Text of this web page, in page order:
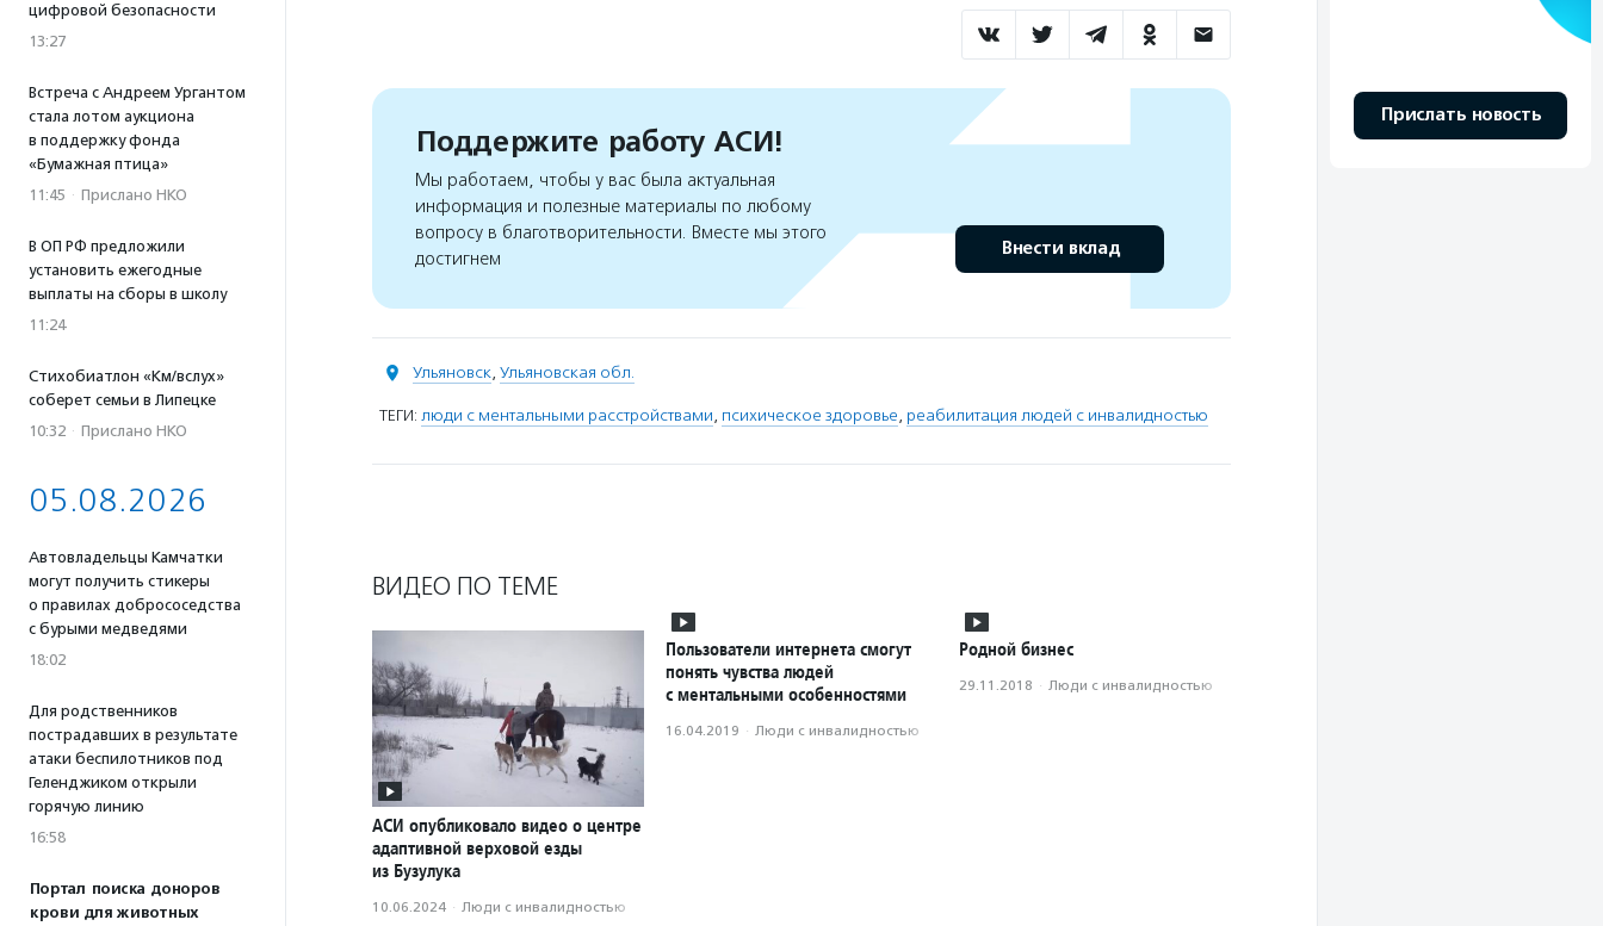
цифровой безопасности
13:27
Встреча с Андреем Ургантом
стала лотом аукциона
в поддержку фонда
«Бумажная птица»
11:45 · Прислано НКО
В ОП РФ предложили
установить ежегодные
выплаты на сборы в школу
11:24
Стихобиатлон «Км/вслух»
соберет семьи в Липецке
10:32 · Прислано НКО
05.08.2026
Автовладельцы Камчатки
могут получить стикеры
о правилах добрососедства
с бурыми медведями
18:02
Для родственников
пострадавших в результате
атаки беспилотников под
Геленджиком открыли
горячую линию
16:58
Портал поиска доноров
крови для животных
Поддержите работу АСИ!
Мы работаем, чтобы у вас была актуальная
информация и полезные материалы по любому
вопросу в благотворительности. Вместе мы этого
достигнем
Внести вклад
Ульяновск, Ульяновская обл.
ТЕГИ: люди с ментальными расстройствами, психическое здоровье, реабилитация людей с инвалидностью
ВИДЕО ПО ТЕМЕ
АСИ опубликовало видео о центре
адаптивной верховой езды
из Бузулука
10.06.2024 · Люди с инвалидностью
Пользователи интернета смогут
понять чувства людей
с ментальными особенностями
16.04.2019 · Люди с инвалидностью
Родной бизнес
29.11.2018 · Люди с инвалидностью
Прислать новость